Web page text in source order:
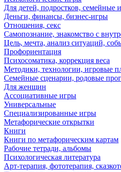
Для детей, подростков, семейные
Деньги, финансы, бизнес-игры
Отношения, секс
Самопознание, знакомство с
Цель, мечта, анализ ситуаций,
Профориентация
Психосоматика, коррекция веса
Методики, технологии, игровые
Семейные сценарии, родовые
Для женщин
Ассоциативные игры
Универсальные
Специализированные игры
Метафорические открытки
Книги
Книги по метафорическим картам
Рабочие тетради, альбомы
Психологическая литература
Арт-терапия, фототерапия,